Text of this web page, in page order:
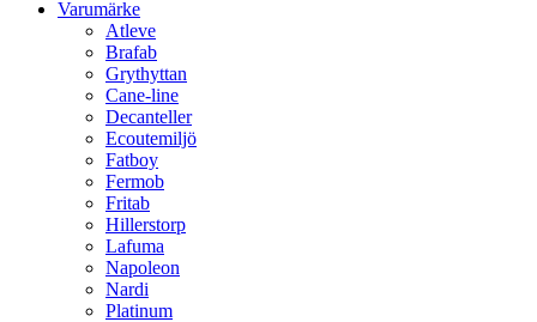
Varumärke
Atleve
Brafab
Grythyttan
Cane-line
Decanteller
Ecoutemiljö
Fatboy
Fermob
Fritab
Hillerstorp
Lafuma
Napoleon
Nardi
Platinum